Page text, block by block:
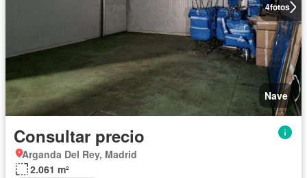
4fotos
Nave
Consultar precio
Arganda Del Rey, Madrid
2.061 m²